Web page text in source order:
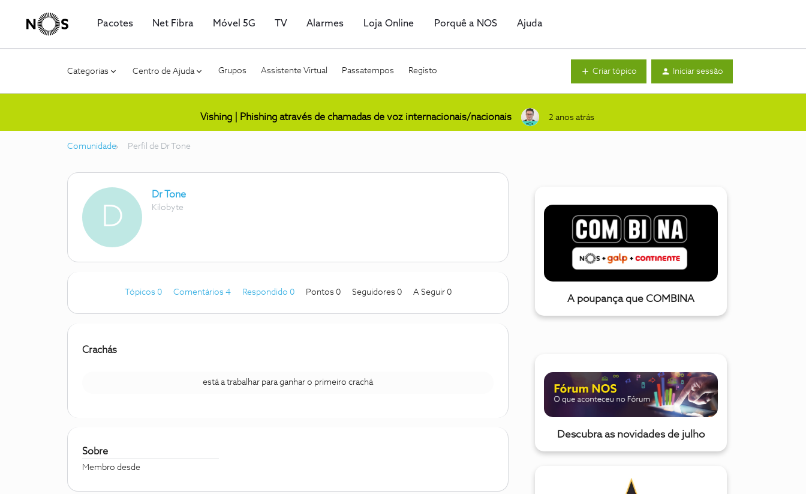
Pacotes Net Fibra Móvel 5G TV Alarmes Loja Online Porquê a NOS Ajuda
Categorias Centro de Ajuda Grupos Assistente Virtual Passatempos Registo Criar tópico Iniciar sessão
Vishing | Phishing através de chamadas de voz internacionais/nacionais 2 anos atrás
Comunidade Perfil de Dr Tone
D
Dr Tone
Kilobyte
Tópicos 0 Comentários 4 Respondido 0 Pontos 0 Seguidores 0 A Seguir 0
Crachás
está a trabalhar para ganhar o primeiro crachá
Sobre
Membro desde
A poupança que COMBINA
Descubra as novidades de julho